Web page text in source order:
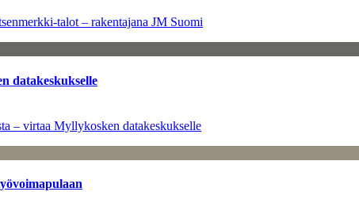
talot – rakentajana JM Suomi
datakeskukselle
– virtaa Myllykosken datakeskukselle